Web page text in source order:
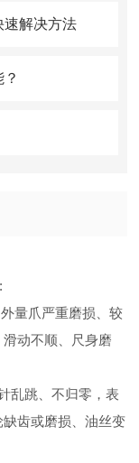
速解决方法
量爪严重磨损、较
动不顺、尺身磨
乱跳、不归零，表
齿或磨损、油丝变